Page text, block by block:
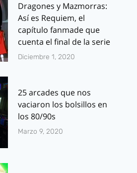
Dragones y Mazmorras:
Así es Requiem, el
capítulo fanmade que
cuenta el final de la serie
Diciembre 1, 2020
25 arcades que nos
vaciaron los bolsillos en
los 80/90s
Marzo 9, 2020